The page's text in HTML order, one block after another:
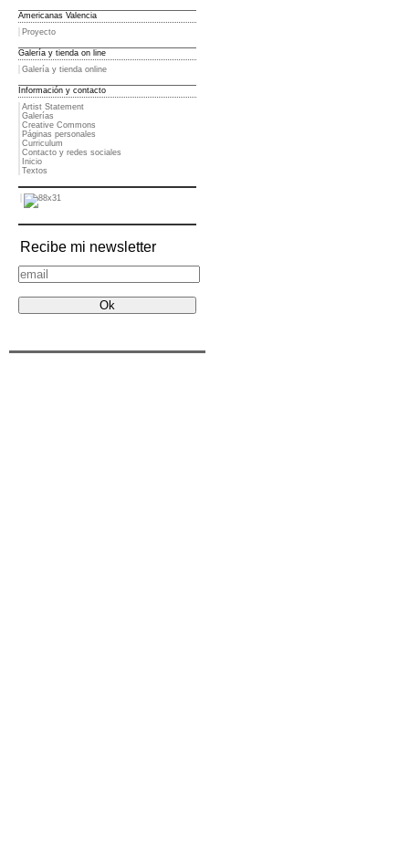
Americanas Valencia
Proyecto
Galería y tienda on line
Galería y tienda online
Información y contacto
Artist Statement
Galerías
Creative Commons
Páginas personales
Curriculum
Contacto y redes sociales
Inicio
Textos
Recibe mi newsletter